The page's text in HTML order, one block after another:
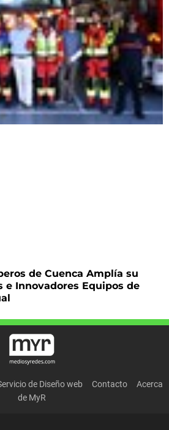
de Cuenca Amplía su
e Innovadores Equipos de
de Diseño web Contacto
Acerca
de MyR